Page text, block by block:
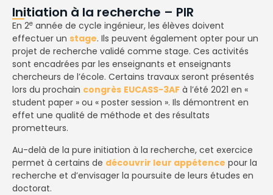
Initiation à la recherche – PIR
En 2e année de cycle ingénieur, les élèves doivent
effectuer un stage. Ils peuvent également opter pour un
projet de recherche validé comme stage. Ces activités
sont encadrées par les enseignants et enseignants
chercheurs de l’école. Certains travaux seront présentés
lors du prochain congrès EUCASS-3AF à l’été 2021 en «
student paper » ou « poster session ». Ils démontrent en
effet une qualité de méthode et des résultats
prometteurs.
Au-delà de la pure initiation à la recherche, cet exercice
permet à certains de découvrir leur appétence pour la
recherche et d’envisager la poursuite de leurs études en
doctorat.